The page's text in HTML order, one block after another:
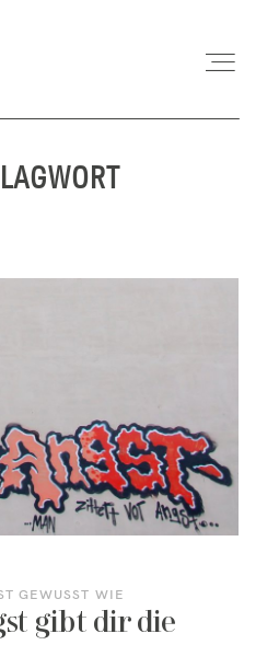
GEWUSST WIE
gibt dir die